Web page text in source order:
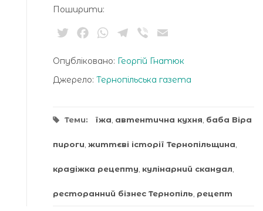
Поширити:
TwitterFacebookWhatsApp
Telegram
Viber
Опубліковано: Георгій Гнатюк
Джерело: Тернопільська газета
Теми: їжа автентична кухня баба Віра
пироги життєві історії Тернопільщина
крадіжка рецепту кулінарний скандал
ресторанний бізнес Тернопіль рецепт